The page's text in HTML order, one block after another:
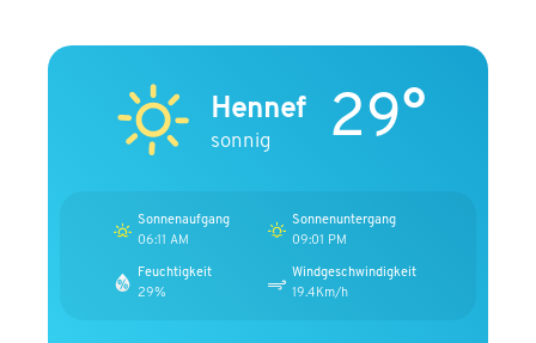
Hennef
sonnig 29°
Sonnenaufgang
06:11 AM
Sonnenuntergang
09:01 PM
Feuchtigkeit
29%
Windgeschwindigkeit
19.4Km/h